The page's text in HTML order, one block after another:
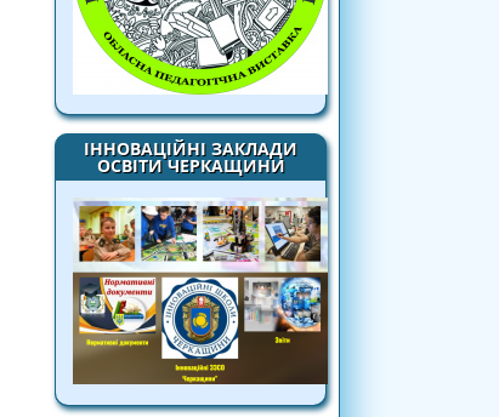
ІННОВАЦІЙНІ ЗАКЛАДИ
ОСВІТИ ЧЕРКАЩИНИ